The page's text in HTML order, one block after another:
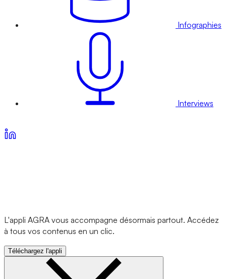
Infographies
Interviews
L'appli AGRA vous accompagne désormais partout. Accédez
à tous vos contenus en un clic.
Téléchargez l'appli